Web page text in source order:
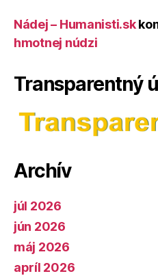
Nádej – Humanisti.sk
hmotnej núdzi
Transparentný
Archív
júl 2026
jún 2026
máj 2026
apríl 2026